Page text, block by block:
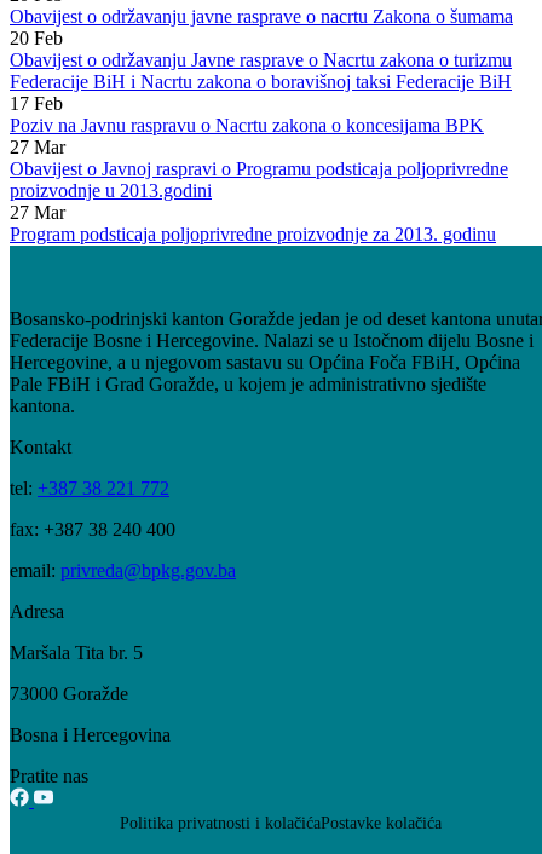
Obavijest o održavanju Javne rasprave na Nacrt Zakona o boravišnoj
taksi Bosansko-podrinjskog kantona Goražde
20 Feb
Obavijest o održavanju javne rasprave o nacrtu Zakona o šumama
20 Feb
Obavijest o održavanju Javne rasprave o Nacrtu zakona o turizmu
Federacije BiH i Nacrtu zakona o boravišnoj taksi Federacije BiH
17 Feb
Poziv na Javnu raspravu o Nacrtu zakona o koncesijama BPK
27 Mar
Obavijest o Javnoj raspravi o Programu podsticaja poljoprivredne